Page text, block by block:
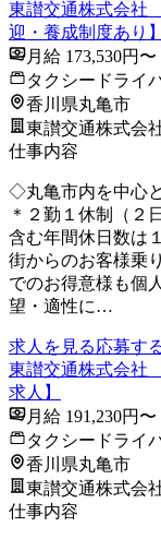
東讃交通株式会社
迎・養成制度あり】
月給 173,530円〜
タクシードライ
香川県丸亀市
東讃交通株式会
仕事内容
◇丸亀市内を中心
＊２勤１休制（
含む年間休日数
街からのお客様
でのお得意様も
望・適性に…
求人を見る応募す
東讃交通株式会社
求人】
月給 191,230円〜
タクシードライ
香川県丸亀市
東讃交通株式会
仕事内容